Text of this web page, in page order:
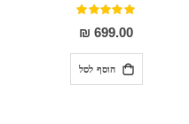
דירוג:
100%
699.00 ₪
הוסף לסל